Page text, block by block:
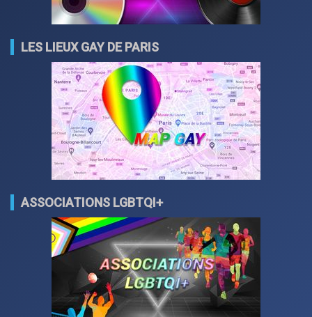
LES LIEUX GAY DE PARIS
ASSOCIATIONS LGBTQI+